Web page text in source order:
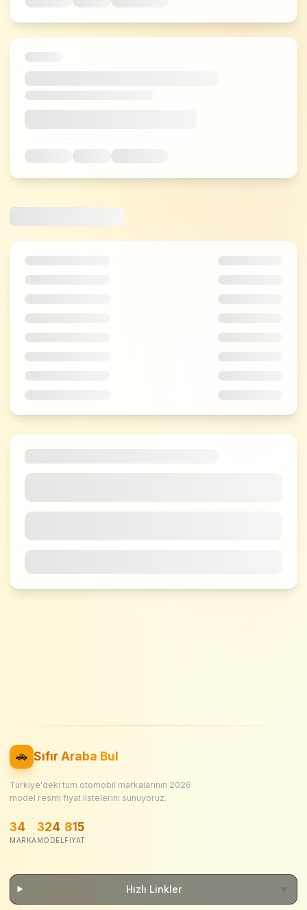
🚗 Sıfır Araba Bul
Türkiye'deki tüm otomobil markalarının 2026
model resmi fiyat listelerini sunuyoruz.
34
MARKA
324
MODEL
815
FIYAT
Hızlı Linkler